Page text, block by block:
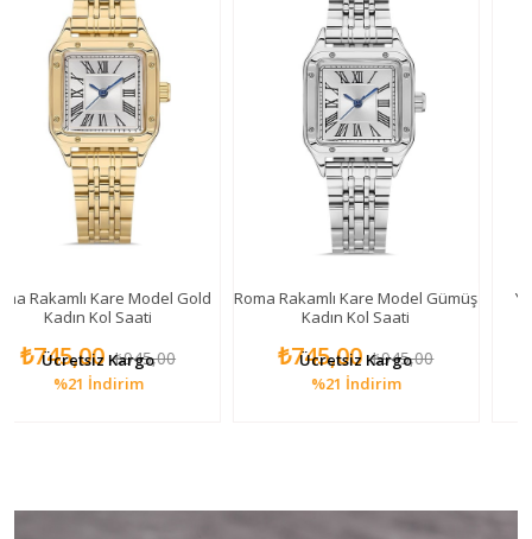
Kare Model Gold
Saati
₺945,00
Kargo
Roma Rakamlı Kare Model Gümüş
Kadın Kol Saati
₺945,00
İndirim
Ücretsiz Kargo
Yılan Figürlü